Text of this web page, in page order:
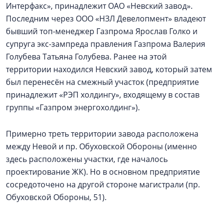
Интерфакс», принадлежит ОАО «Невский завод».
Последним через ООО «НЗЛ Девелопмент» владеют
бывший топ-менеджер Газпрома Ярослав Голко и
супруга экс-зампреда правления Газпрома Валерия
Голубева Татьяна Голубева. Ранее на этой
территории находился Невский завод, который затем
был перенесён на смежный участок (предприятие
принадлежит «РЭП холдингу», входящему в состав
группы «Газпром энергохолдинг»).
Примерно треть территории завода расположена
между Невой и пр. Обуховской Обороны (именно
здесь расположены участки, где началось
проектирование ЖК). Но в основном предприятие
сосредоточено на другой стороне магистрали (пр.
Обуховской Обороны, 51).